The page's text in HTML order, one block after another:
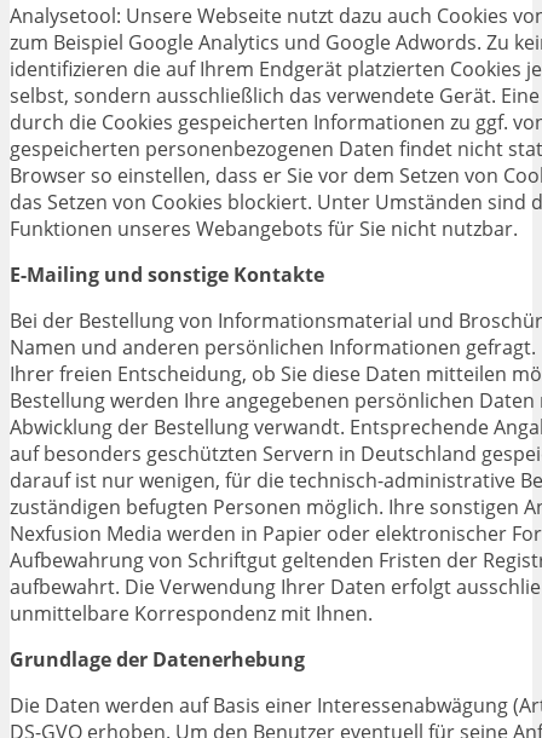
Analysetool: Unsere Webseite nutzt dazu auch Cookies
zum Beispiel Google Analytics und Google Adwords. Zu
identifizieren die auf Ihrem Endgerät platzierten Cookies
selbst, sondern ausschließlich das verwendete Gerät.
durch die Cookies gespeicherten Informationen zu ggf.
gespeicherten personenbezogenen Daten findet nicht
Browser so einstellen, dass er Sie vor dem Setzen von
das Setzen von Cookies blockiert. Unter Umständen sind
Funktionen unseres Webangebots für Sie nicht nutzbar.
E-Mailing und sonstige Kontakte
Bei der Bestellung von Informationsmaterial und
Namen und anderen persönlichen Informationen gefragt.
Ihrer freien Entscheidung, ob Sie diese Daten mitteilen
Bestellung werden Ihre angegebenen persönlichen
Abwicklung der Bestellung verwandt. Entsprechende
auf besonders geschützten Servern in Deutschland
darauf ist nur wenigen, für die technisch-administrative
zuständigen befugten Personen möglich. Ihre sonstigen
Nexfusion Media werden in Papier oder elektronischer
Aufbewahrung von Schriftgut geltenden Fristen der
aufbewahrt. Die Verwendung Ihrer Daten erfolgt
unmittelbare Korrespondenz mit Ihnen.
Grundlage der Datenerhebung
Die Daten werden auf Basis einer Interessenabwägung
DS-GVO erhoben. Um den Benutzer eventuell für seine